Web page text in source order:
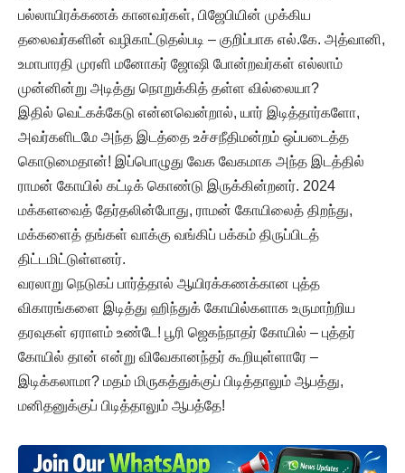
பல்லாயிரக்கணக் கானவர்கள், பிஜேபியின் முக்கிய
தலைவர்களின் வழிகாட்டுதல்படி – குறிப்பாக எல்.கே. அத்வானி,
உமாபாரதி முரளி மனோகர் ஜோஷி போன்றவர்கள் எல்லாம்
முன்னின்று அடித்து நொறுக்கித் தள்ள வில்லையா?
இதில் வெட்கக்கேடு என்னவென்றால், யார் இடித்தார்களோ,
அவர்களிடமே அந்த இடத்தை உச்சநீதிமன்றம் ஒப்படைத்த
கொடுமைதான்! இப்பொழுது வேக வேகமாக அந்த இடத்தில்
ராமன் கோயில் கட்டிக் கொண்டு இருக்கின்றனர். 2024
மக்களவைத் தேர்தலின்போது, ராமன் கோயிலைத் திறந்து,
மக்களைத் தங்கள் வாக்கு வங்கிப் பக்கம் திருப்பிடத்
திட்டமிட்டுள்ளனர்.
வரலாறு நெடுகப் பார்த்தால் ஆயிரக்கணக்கான புத்த
விகாரங்களை இடித்து ஹிந்துக் கோயில்களாக உருமாற்றிய
தரவுகள் ஏராளம் உண்டே! பூரி ஜெகந்நாதர் கோயில் – புத்தர்
கோயில் தான் என்று விவேகானந்தர் கூறியுள்ளாரே –
இடிக்கலாமா? மதம் மிருகத்துக்குப் பிடித்தாலும் ஆபத்து,
மனிதனுக்குப் பிடித்தாலும் ஆபத்தே!